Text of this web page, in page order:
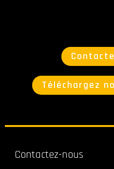
Téléchargez
Contactez-nous